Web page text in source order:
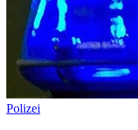
Polizei